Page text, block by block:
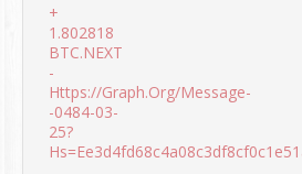
+
1.802818
BTC.NEXT
-
Https://graph.org/Message-
-0484-03-
25?